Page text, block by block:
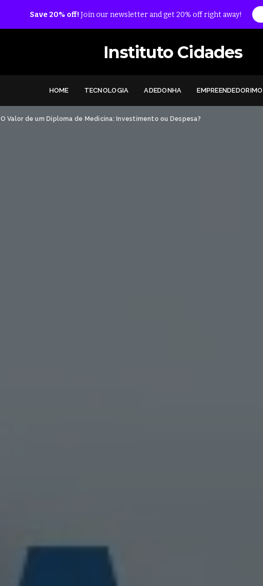
Save 20% off! Join our newsletter and get 20% off right away!
Instituto Cidades
HOME TECNOLOGIA ADEDONHA EMPREENDEDORIMO
O Valor de um Diploma de Medicina: Investimento ou Despesa?